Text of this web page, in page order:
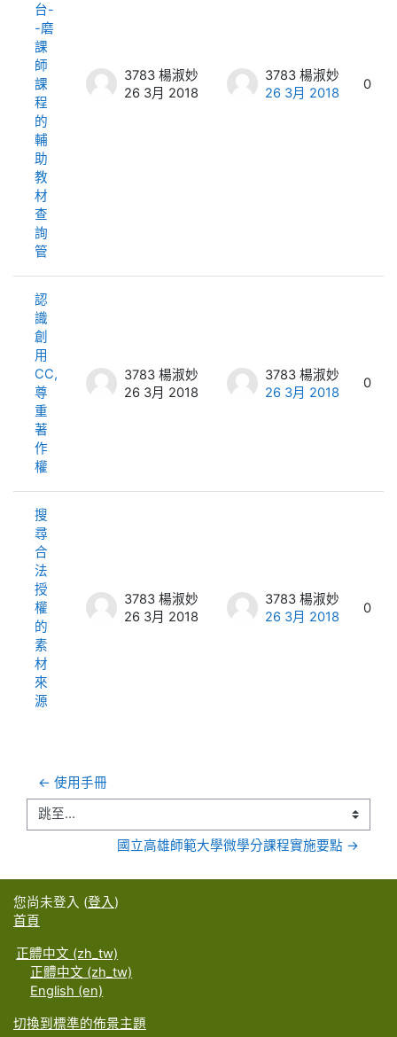
台-
-磨
課
師
課
程
的
輔
助
教
材
查
詢
管
3783 楊淑妙
26 3月 2018
3783 楊淑妙
26 3月 2018
0
認
識
創
用
CC,
尊
重
著
作
權
3783 楊淑妙
26 3月 2018
3783 楊淑妙
26 3月 2018
0
搜
尋
合
法
授
權
的
素
材
來
源
3783 楊淑妙
26 3月 2018
3783 楊淑妙
26 3月 2018
0
← 使用手冊
跳至...
國立高雄師範大學微學分課程實施要點 →
您尚未登入 (登入)
首頁
正體中文 ‎(zh_tw)‎
正體中文 ‎(zh_tw)‎
English ‎(en)‎
切換到標準的佈景主題